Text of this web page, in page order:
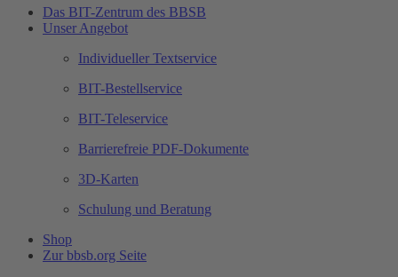
Das BIT-Zentrum des BBSB
Unser Angebot
Individueller Textservice
BIT-Bestellservice
BIT-Teleservice
Barrierefreie PDF-Dokumente
3D-Karten
Schulung und Beratung
Shop
Zur bbsb.org Seite